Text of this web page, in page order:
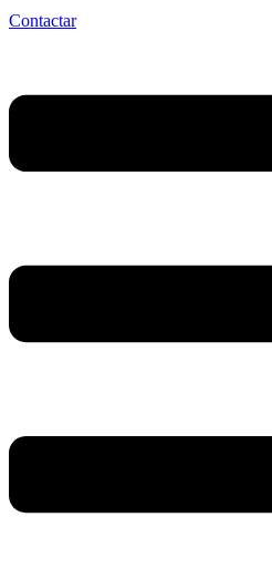
Contactar